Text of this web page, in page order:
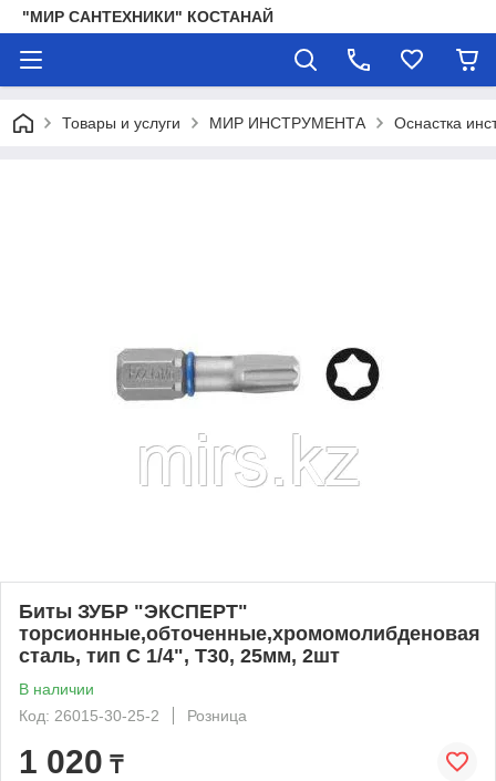
"МИР САНТЕХНИКИ" КОСТАНАЙ
Товары и услуги МИР ИНСТРУМЕНТА Оснастка
Биты ЗУБР "ЭКСПЕРТ"
торсионные,обточенные,хромомолибденовая
сталь, тип C 1/4", T30, 25мм, 2шт
В наличии
Код: 26015-30-25-2
Розница
1 020 ₸